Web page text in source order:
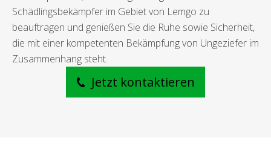
Schädlingsbekämpfer im Gebiet von Lemgo zu
beauftragen und genießen Sie die Ruhe sowie Sicherheit,
die mit einer kompetenten Bekämpfung von Ungeziefer im
Zusammenhang steht.
Jetzt kontaktieren